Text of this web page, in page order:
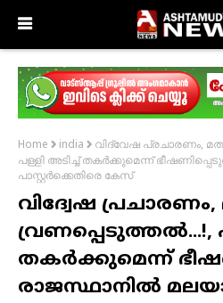
Home india
വിദ്വേഷ പ്രചാരണം,
പള്ളി അടിച്ച് തകര്‍ക്കുമെന്ന്
പാസ്റ്റര്‍ക്കെതിരെ കേസ്
വിദ്വേഷ
വ്രണപ്പെടുത്തൽ...!,
തകര്‍ക്കുമെന്ന്
രാജസ്ഥാനിൽ